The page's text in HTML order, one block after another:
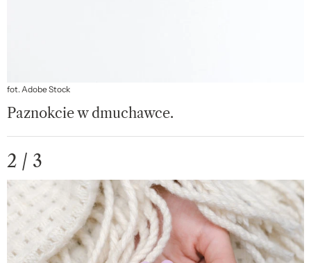
fot. Adobe Stock
Paznokcie w dmuchawce.
2 / 3